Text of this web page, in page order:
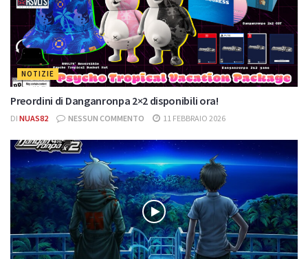
NOTIZIE
Preordini di Danganronpa 2×2 disponibili ora!
DI NUAS82 NESSUN COMMENTO 11 FEBBRAIO 2026